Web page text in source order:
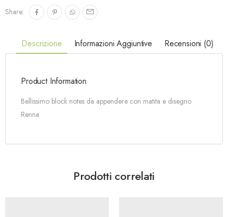
Share:
Descrizione Informazioni Aggiuntive Recensioni (0)
Product Information
Bellissimo block notes da appendere con matita e disegno
Renna
Prodotti correlati